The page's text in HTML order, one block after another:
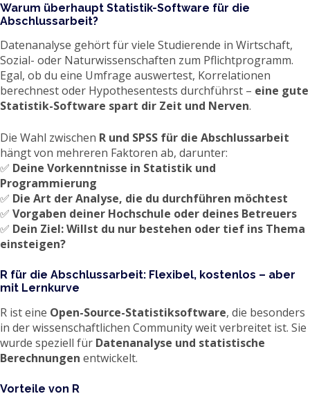
Warum überhaupt Statistik-Software für die
Abschlussarbeit?
Datenanalyse gehört für viele Studierende in Wirtschaft,
Sozial- oder Naturwissenschaften zum Pflichtprogramm.
Egal, ob du eine Umfrage auswertest, Korrelationen
berechnest oder Hypothesentests durchführst – eine gute
Statistik-Software spart dir Zeit und Nerven.
Die Wahl zwischen R und SPSS für die Abschlussarbeit
hängt von mehreren Faktoren ab, darunter:
✅ Deine Vorkenntnisse in Statistik und
Programmierung
✅ Die Art der Analyse, die du durchführen möchtest
✅ Vorgaben deiner Hochschule oder deines Betreuers
✅ Dein Ziel: Willst du nur bestehen oder tief ins Thema
einsteigen?
R für die Abschlussarbeit: Flexibel, kostenlos – aber
mit Lernkurve
R ist eine Open-Source-Statistiksoftware, die besonders
in der wissenschaftlichen Community weit verbreitet ist. Sie
wurde speziell für Datenanalyse und statistische
Berechnungen entwickelt.
Vorteile von R